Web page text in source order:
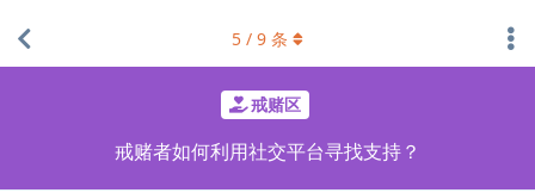
戒赌区
戒赌者如何利用社交平台寻找支持？
5 / 9 条